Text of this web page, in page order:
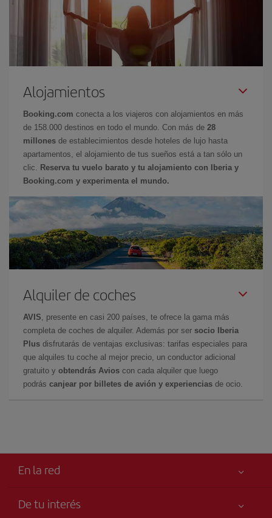
Alojamientos
Booking.com conecta a los viajeros con alojamientos en más
de 158.000 destinos en todo el mundo. Con más de 28
millones de establecimientos desde hoteles de lujo hasta
apartamentos, el alojamiento de tus sueños está a tan sólo un
clic.
Reserva tu vuelo barato y tu alojamiento con Iberia y
Booking.com y experimenta el mundo.
Alquiler de coches
AVIS , presente en casi 200 países, te ofrece la gama más
completa de coches de alquiler. Además por ser socio Iberia
Plus disfrutarás de ventajas exclusivas: tarifas especiales para
que alquiles tu coche al mejor precio, un conductor adicional
gratuito y obtendrás Avios con cada alquiler que luego
podrás canjear por billetes de avión y experiencias de ocio.
En la red
De tu interés